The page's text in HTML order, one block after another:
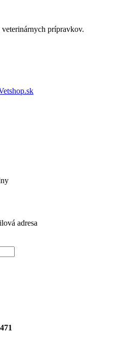
veterinárnych prípravkov.
adresa